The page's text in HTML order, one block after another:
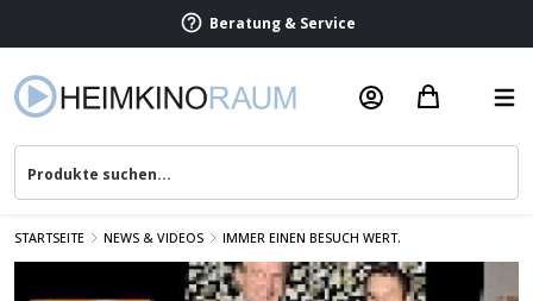
Beratung & Service
STARTSEITE NEWS & VIDEOS IMMER EINEN BESUCH WERT.